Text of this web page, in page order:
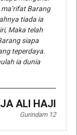
Barang
tiada ia
Maka telah
siapa
teperdaya.
ia dunia
ALI HAJI
Gurindam 12